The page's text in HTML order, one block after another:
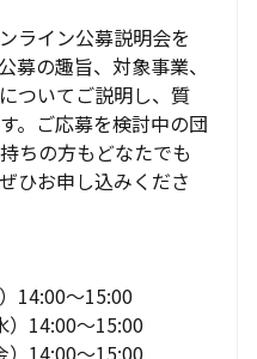
ライン公募説明会を
募の趣旨、対象事業、
ついてご説明し、質
。ご応募を検討中の団
ちの方もどなたでも
ひお申し込みくださ
14:00～15:00
）14:00～15:00
）14:00～15:00